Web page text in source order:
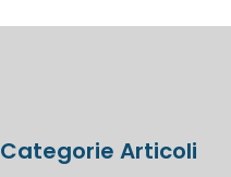
Categorie Articoli